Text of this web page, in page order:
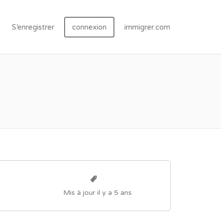
S’enregistrer connexion immigrer.com
Mis à jour il y a 5 ans